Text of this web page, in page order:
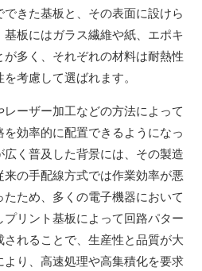
きた基板と、その表面に設けら
板にはガラス繊維や紙、エポキ
多く、それぞれの材料は耐熱性
考慮して選ばれます。
ーザー加工などの方法によって
効率的に配置できるようになっ
く普及した背景には、その製造
の手配線方式では作業効率が悪
たため、多くの電子機器において
リント基板によって回路パター
れることで、生産性と品質が大
り、高速処理や高集積化を要求